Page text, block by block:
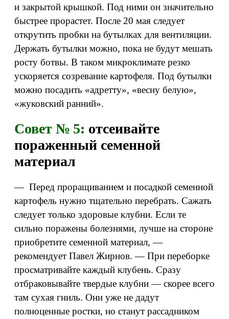
и закрытой крышкой. Под ними он значительно
быстрее прорастет. После 20 мая следует
открутить пробки на бутылках для вентиляции.
Держать бутылки можно, пока не будут мешать
росту ботвы. В таком микроклимате резко
ускоряется созревание картофеля. Под бутылки
можно посадить «адретту», «весну белую»,
«жуковский ранний».
Совет № 5: отсеивайте
пораженный семенной
материал
— Перед проращиванием и посадкой семенной
картофель нужно тщательно перебрать. Сажать
следует только здоровые клубни. Если те
сильно поражены болезнями, лучше на стороне
приобретите семенной материал, —
рекомендует Павел Жирнов. — При переборке
просматривайте каждый клубень. Сразу
отбраковывайте твердые клубни — скорее всего
там сухая гниль. Они уже не дадут
полноценные ростки, но станут рассадником